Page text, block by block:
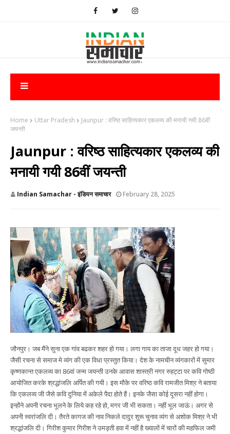
Home Uttar Pradesh
Jaunpur : ​वरिष्ठ साहित्यकार एकलव्य की मनायी गयी 86वीं
जयन्ती
Jaunpur : ​वरिष्ठ साहित्यकार एकलव्य की
मनायी गयी 86वीं जयन्ती
Indian Samachar - इंडियन समाचार February 28, 2025
जौनपुर। जब मैंने सुना एक गांव बढकर शहर हो गया। लगा गाय का ताजा दूध जहर हो गया।
जैसी रचना से समाज मे व्यंग की एक विधा प्रस्तुत किया। देश के नामचीन व्यंगकारों में सुमार
कृष्णकान्त एकलव्य का 86वां जन्म जयन्ती उनके आवास शास्त्री नगर रुहट्टा पर कवि गोष्ठी
आयोजित करके श्रद्धांजलि अर्पित की गयी। इस मौके पर वरिष्ठ कवि रामजीत मिश्र ने बताया
कि एकलव्य जी जैसे कवि दुनिया में अकेले पैदा होते हैं। इनके जैसा कोई दूसरा नहीं होगा।
इन्होंने अपनी रचना भूलने के लिये कह रहे हो, मगर जी भी सकता। नहीं भूल जाऊं। अगर से
अपनी स्वरांजलि दी। तैरते कागज की नाव निकले दादुर शुरू चुनाव व्यंग से अशोक मिश्र ने भी
श्रद्धांजलि दी। गिरीश कुमार गिरीश ने उमड़ती हवा में नहीं है ख्यालों में चारों की महफिल जमी